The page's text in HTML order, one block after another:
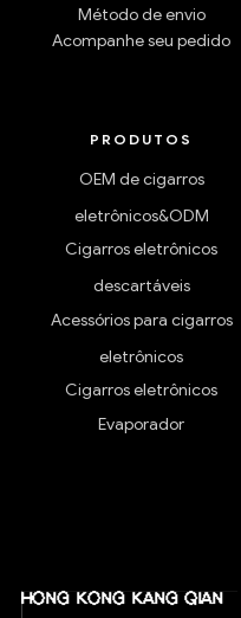
Método de envio
Acompanhe seu pedido
PRODUTOS
OEM de cigarros
eletrônicos&ODM
Cigarros eletrônicos
descartáveis
Acessórios para cigarros
eletrônicos
Cigarros eletrônicos
Evaporador